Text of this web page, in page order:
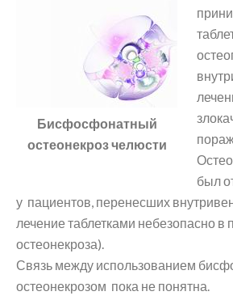
Бисфосфонатный
остеонекроз челюсти
был
у пациентов, перенесших
лечение таблетками небезопасно в
остеонекроза).
Связь между использованием
остеонекрозом пока не понятна.